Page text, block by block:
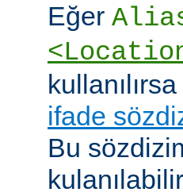
Eğer
ifade
Bu